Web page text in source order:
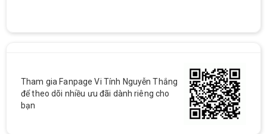
Tham gia Fanpage Vi Tính Nguyễn Thắng
để theo dõi nhiều ưu đãi dành riêng cho
bạn